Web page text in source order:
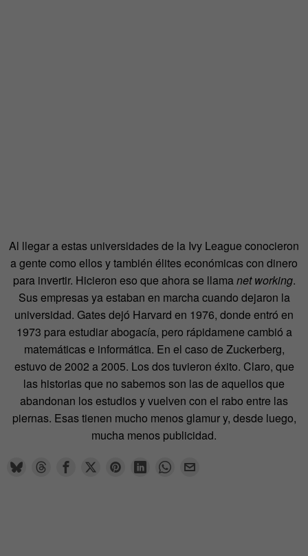
Al llegar a estas universidades de la Ivy League conocieron
a gente como ellos y también élites económicas con dinero
para invertir. Hicieron eso que ahora se llamanet working.
Sus empresas ya estaban en marcha cuando dejaron la
universidad. Gates dejó Harvard en 1976, donde entró en
1973 para estudiar abogacía, pero rápidamene cambió a
matemáticas e informática. En el caso de Zuckerberg,
estuvo de 2002 a 2005. Los dos tuvieron éxito. Claro, que
las historias que no sabemos son las de aquellos que
abandonan los estudios y vuelven con el rabo entre las
piernas. Esas tienen mucho menos glamur y, desde luego,
mucha menos publicidad.